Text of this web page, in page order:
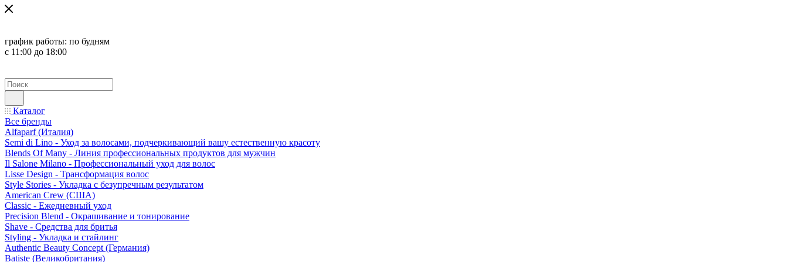
график работы: по будням
с 11:00 до 18:00
Каталог
Все бренды
Alfaparf (Италия)
Semi di Lino - Уход за волосами, подчеркивающий вашу естественную красоту
Blends Of Many - Линия профессиональных продуктов для мужчин
Il Salone Milano - Профессиональный уход для волос
Lisse Design - Трансформация волос
Style Stories - Укладка с безупречным результатом
American Crew (США)
Classic - Ежедневный уход
Precision Blend - Окрашивание и тонирование
Shave - Средства для бритья
Styling - Укладка и стайлинг
Authentic Beauty Concept (Германия)
Batiste (Великобритания)